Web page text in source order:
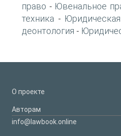
право - Ювенальное
техника -
деонтология -
О проекте
Авторам
info@lawbook.online